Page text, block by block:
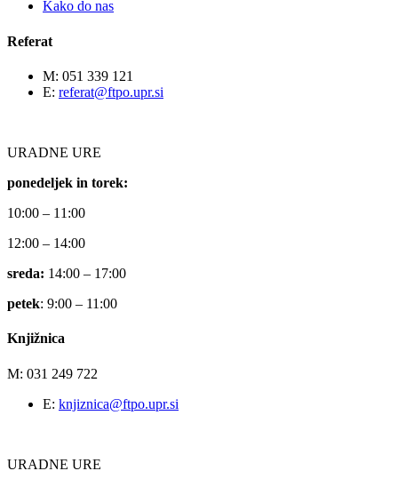
Kako do nas
Referat
M: 051 339 121
E: referat@ftpo.upr.si
URADNE URE
ponedeljek in torek:
10:00 – 11:00
12:00 – 14:00
sreda: 14:00 – 17:00
petek: 9:00 – 11:00
Knjižnica
M: 031 249 722
E: knjiznica@ftpo.upr.si
URADNE URE